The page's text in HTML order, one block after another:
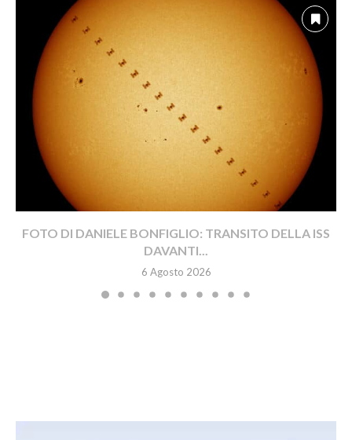
FOTO DI DANIELE BONFIGLIO: TRANSITO DELLA ISS
DAVANTI...
6 Agosto 2026